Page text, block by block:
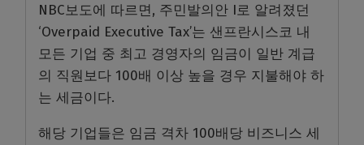
NBC보도에 따르면, 주민발의안 I로 알려졌던
‘Overpaid Executive Tax’는 샌프란시스코 내
모든 기업 중 최고 경영자의 임금이 일반 계급
의 직원보다 100배 이상 높을 경우 지불해야 하
는 세금이다.
해당 기업들은 임금 격차 100배당 비즈니스 세